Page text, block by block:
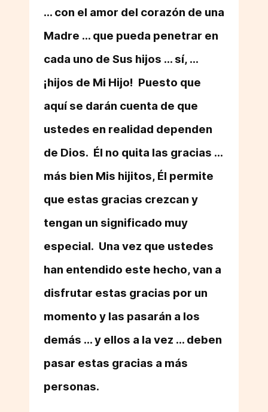
... con el amor del corazón de una
Madre ... que pueda penetrar en
cada uno de Sus hijos ... sí, ...
¡hijos de Mi Hijo! Puesto que
aquí se darán cuenta de que
ustedes en realidad dependen
de Dios. Él no quita las gracias ...
más bien Mis hijitos, Él permite
que estas gracias crezcan y
tengan un significado muy
especial. Una vez que ustedes
han entendido este hecho, van a
disfrutar estas gracias por un
momento y las pasarán a los
demás ... y ellos a la vez ... deben
pasar estas gracias a más
personas.